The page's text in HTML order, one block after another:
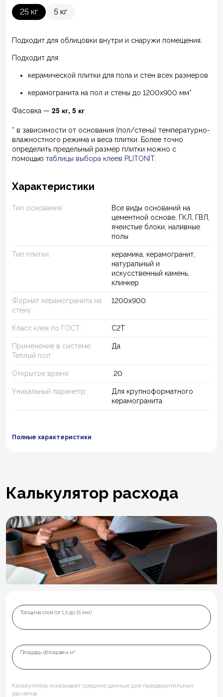
25 кг 5 кг
Подходит для облицовки внутри и снаружи помещения.
Подходит для:
керамической плитки для пола и стен всех размеров
керамогранита на пол и стены до 1200х900 мм*
Фасовка — 25 кг, 5 кг
* в зависимости от основания (пол/стены) температурно-
влажностного режима и веса плитки. Более точно
определить предельный размер плитки можно с
помощью таблицы выбора клеев PLITONIT.
Характеристики
Тип основания:
Все виды оснований на
цементной основе, ГКЛ, ГВЛ,
ячеистые блоки, наливные
полы
Тип плитки:
керамика, керамогранит,
натуральный и
искусственный камень,
клинкер
Формат керамогранита на
стену:
1200х900
Класс клея по ГОСТ: C2T
Применение в системе
Теплый пол:
Да
Открытое время: 20
Уникальный параметр:
Для крупноформатного
керамогранита
Полные характеристики
Калькулятор расхода
Толщина слоя (от 1,5 до 15 мм)
Площадь облицовки м²
Калькулятор показывает средние данные для предварительных
расчётов.